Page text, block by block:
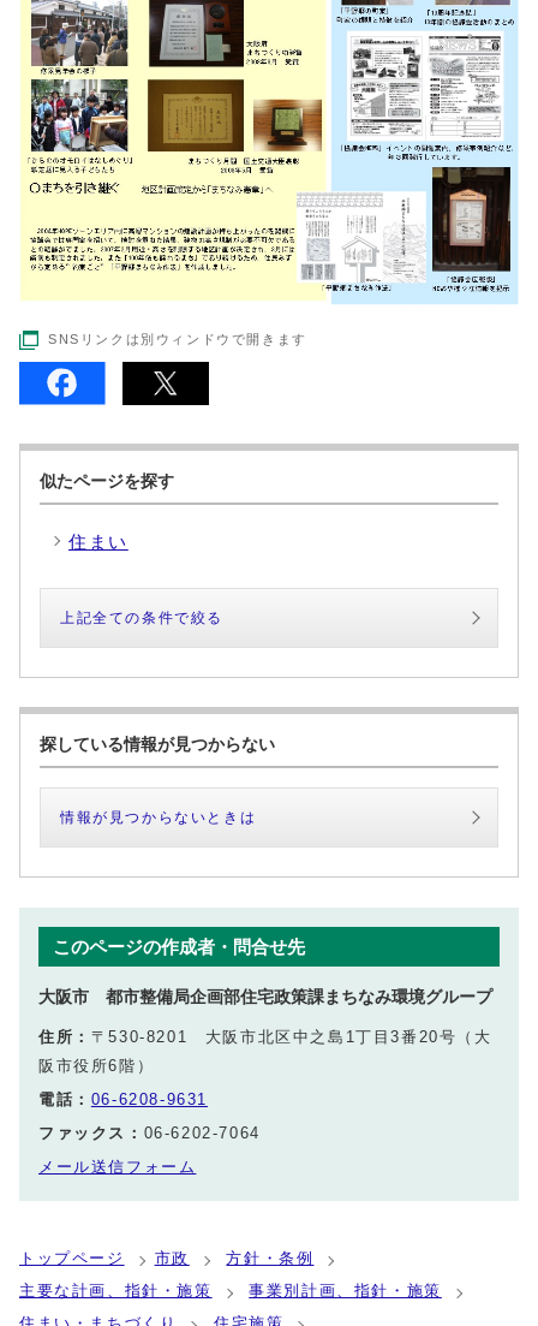
SNSリンクは別ウィンドウで開きます
似たページを探す
住まい
上記全ての条件で絞る
探している情報が見つからない
情報が見つからないときは
このページの作成者・問合せ先
大阪市 都市整備局企画部住宅政策課まちなみ環境グループ
住所： 〒530-8201 大阪市北区中之島1丁目3番20号（大
阪市役所6階）
電話： 06-6208-9631
ファックス： 06-6202-7064
メール送信フォーム
トップページ 市政
方針・条例
主要な計画、指針・施策
事業別計画、指針・施策